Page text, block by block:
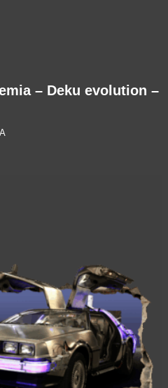
– Deku evolution –